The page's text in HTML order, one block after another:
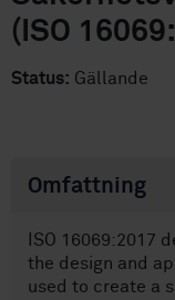
(ISO
Status: Gällande
Omfattning
ISO 16069:2017
the design and
used to create a